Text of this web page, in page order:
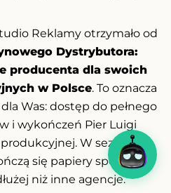
Reklamy otrzymało od
Dystrybutora:
producenta dla swoich
w Polsce. To oznacza
Was: dostęp do pełnego
i wykończeń Pier Luigi
W sezonie,
się papiery specjalne,
niż inne agencje.